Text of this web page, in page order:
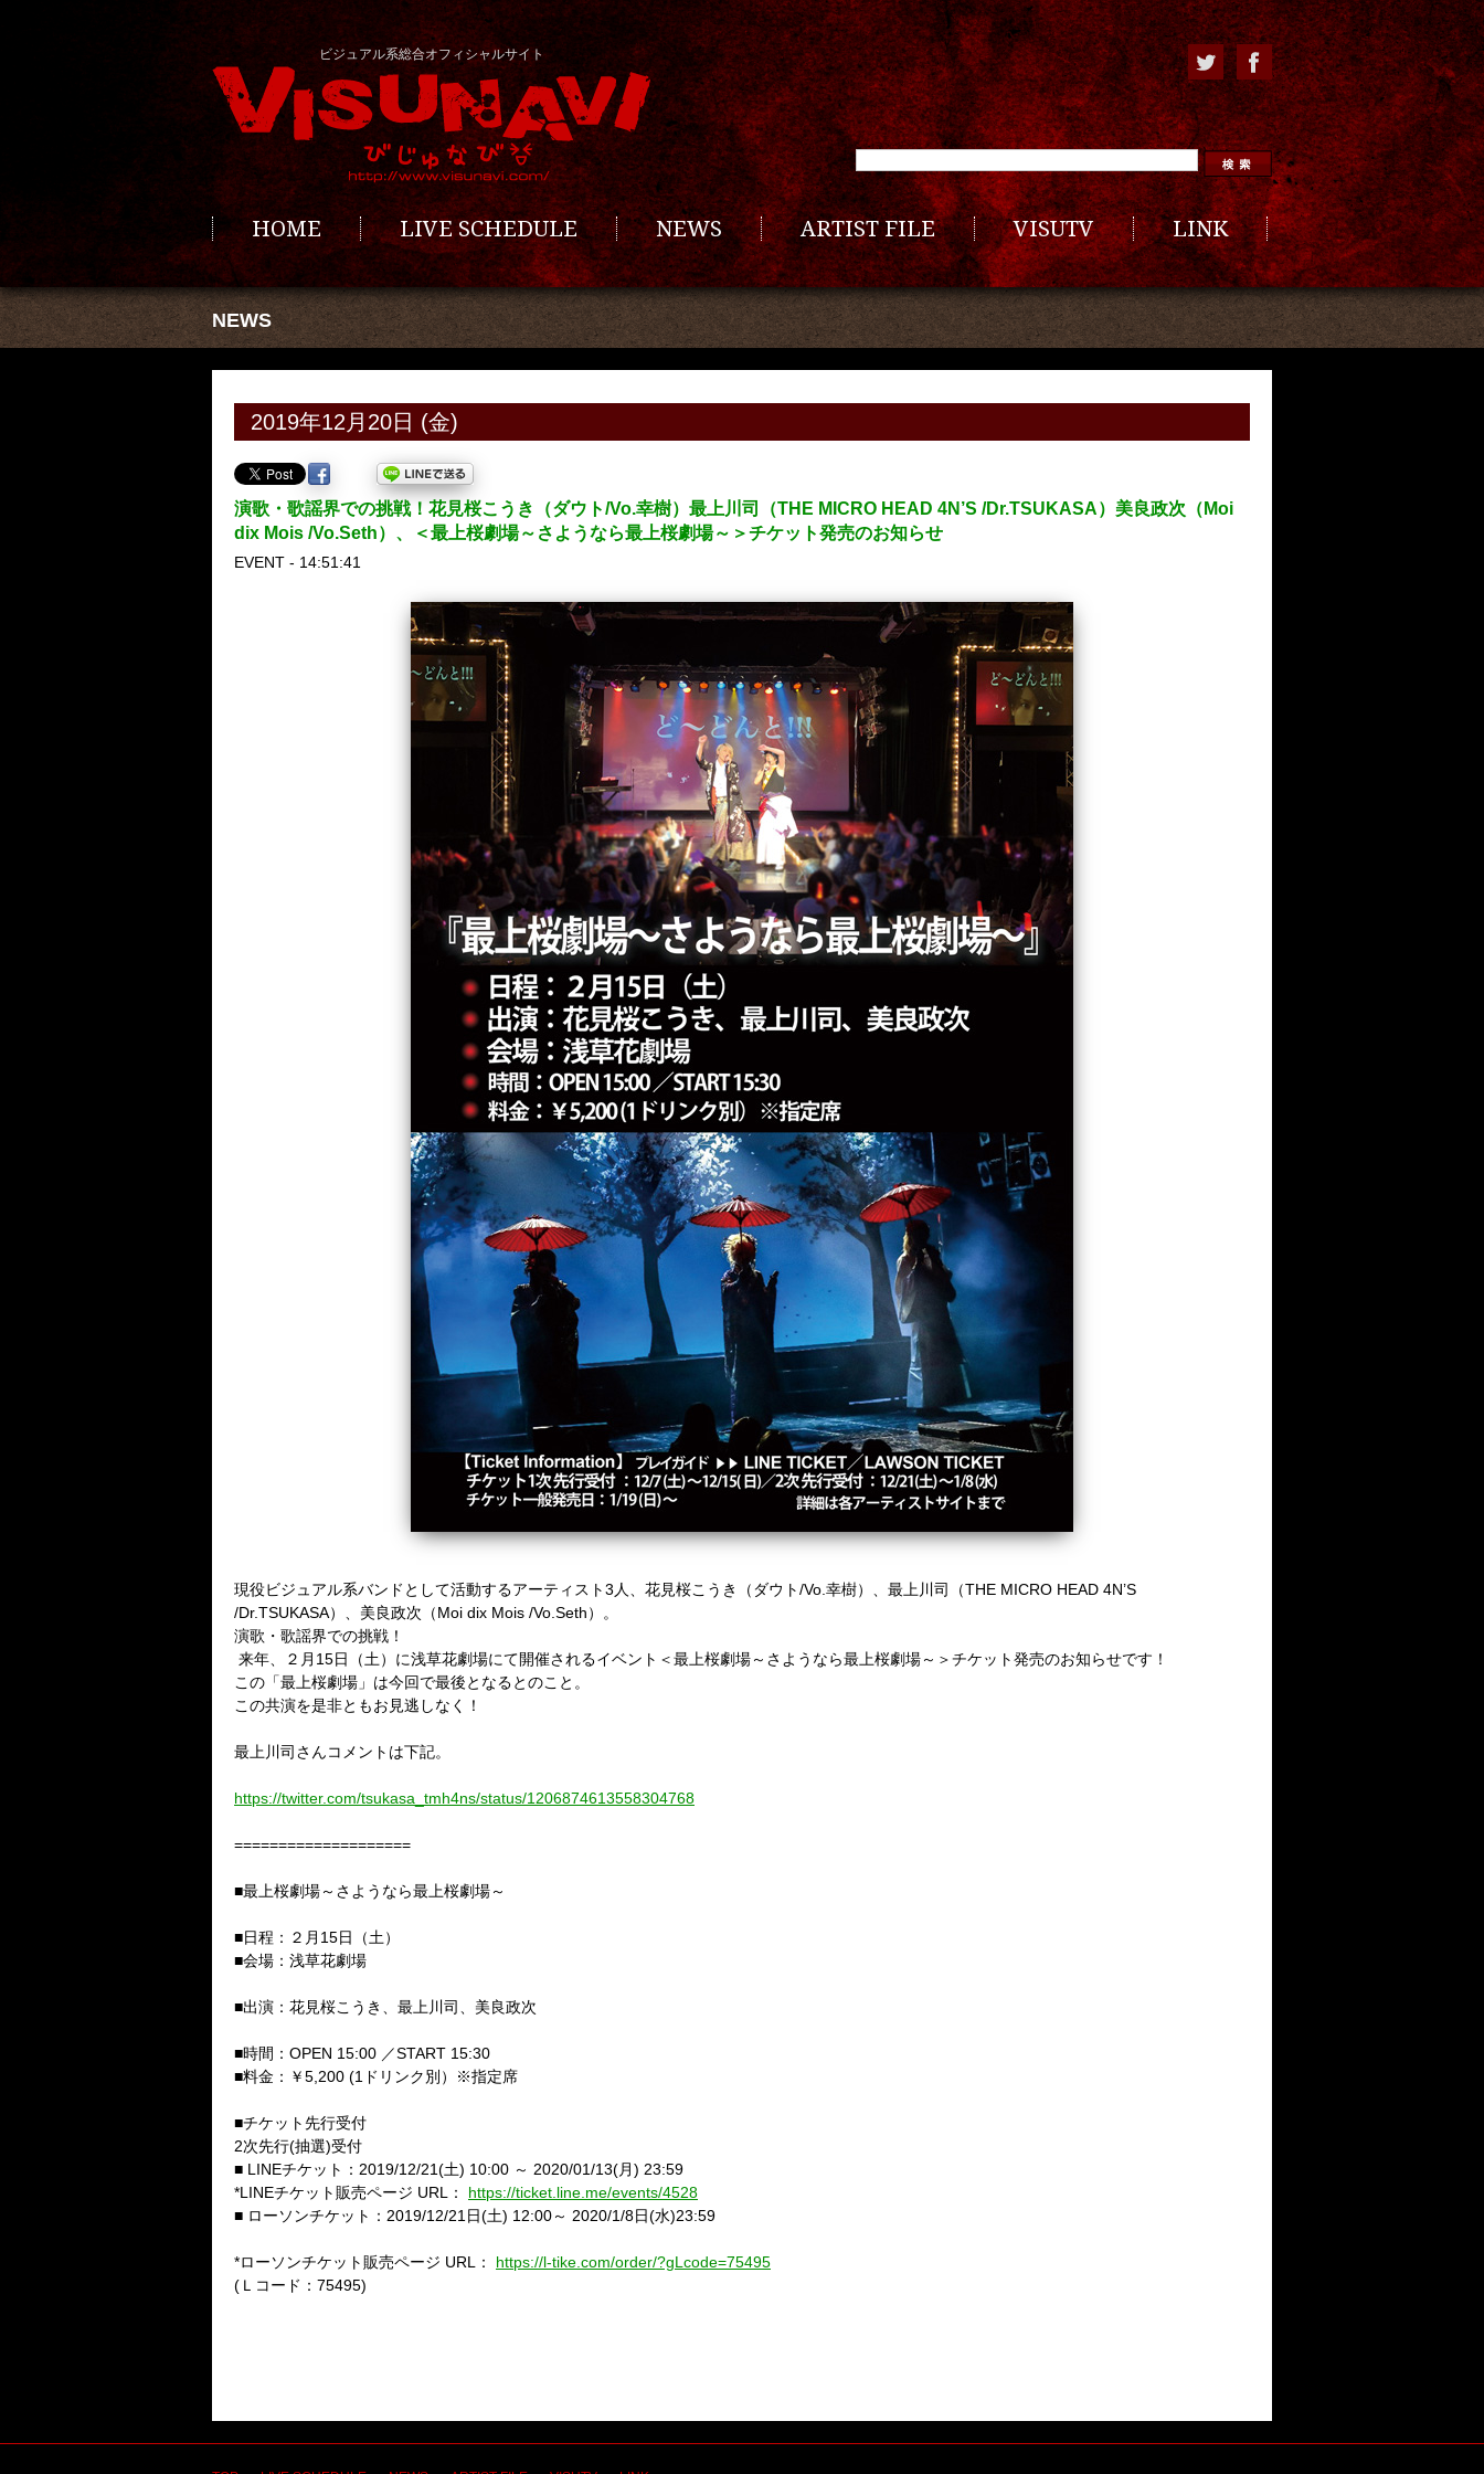
ビジュアル系総合オフィシャルサイト
HOME LIVE SCHEDULE NEWS ARTIST FILE VISUTV LINK
NEWS
2019年12月20日 (金)
演歌・歌謡界での挑戦！花見桜こうき（ダウト/Vo.幸樹）最上川司（THE MICRO HEAD 4N’S /Dr.TSUKASA）美良政次（Moi
dix Mois /Vo.Seth）、＜最上桜劇場～さようなら最上桜劇場～＞チケット発売のお知らせ
EVENT - 14:51:41
現役ビジュアル系バンドとして活動するアーティスト3 人、 花見桜こうき（ダウト/Vo. 幸樹）、最上川司（THE MICRO HEAD 4N’S
/Dr.TSUKASA）、美良政次（Moi dix Mois /Vo.Seth）。
演歌・歌謡界での挑戦！
来年、
２月 15日（土）に浅草花劇場にて開催されるイベント＜最上桜劇場～さようなら最上桜劇場～＞チケット発売のお知らせです！
この「最上桜劇場」は今回で最後となるとのこと。
この共演を是非ともお見逃しなく！
最上川司さんコメントは下記。
https://twitter.com/tsukasa_tmh4ns/status/1206874613558304768
====================
■最上桜劇場～さようなら最上桜劇場～
■日程：２月 15日（土）
■会場：浅草花劇場
■出演：花見桜こうき、最上川司、美良政次
■時間： OPEN 15:00 ／START 15:30
■料金：￥5,200 (1 ドリンク別） ※指定席
■チケット先行受付
2次先行(抽選)受付
■ LINEチケット： 2019/12/21(土) 10:00 ～ 2020/01/13(月) 23:59
*LINEチケット販売ページ URL ： https://ticket.line.me/events/4528
■ ローソンチケット： 2019/12/21 日(土) 12:00～ 2020/1/8日(水)23:59
*ローソンチケット販売ページ URL ： https://l-tike.com/order/?gLcode=75495
( Ｌコード： 75495)